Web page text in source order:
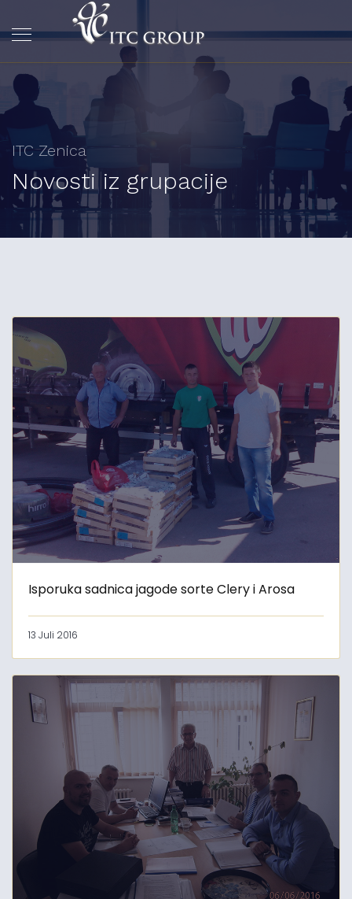
ITC Zenica
Novosti iz grupacije
Isporuka sadnica jagode sorte Clery i Arosa
13 Juli 2016